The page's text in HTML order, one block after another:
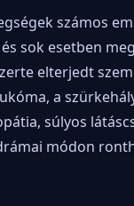
számos
sok esetben
elterjedt
a
súlyos
módon